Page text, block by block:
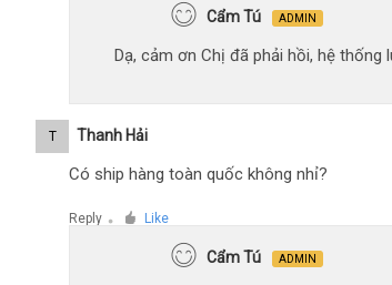
Cẩm Tú ADMIN
Dạ, cảm ơn Chị đã phải hồi, hệ
T Thanh Hải
Có ship hàng toàn quốc không nhỉ?
Reply ● Like
Cẩm Tú ADMIN